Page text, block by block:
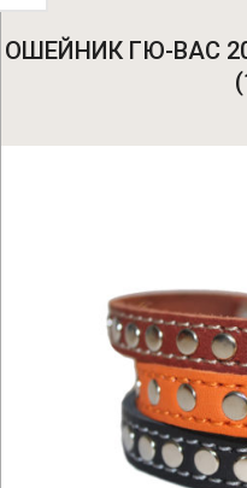
ОШЕЙНИК ГЮ-ВАС